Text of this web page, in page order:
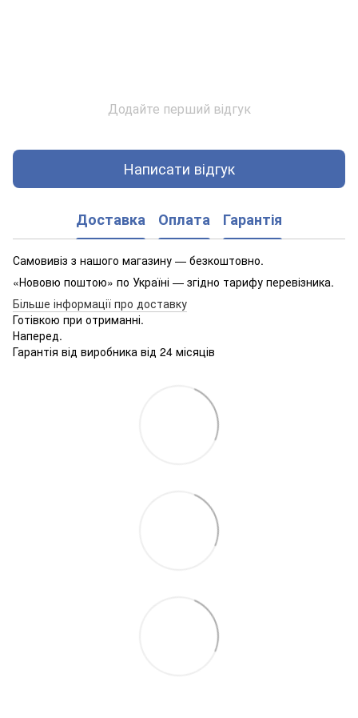
Додайте перший відгук
Написати відгук
Доставка Оплата Гарантія
Самовивіз з нашого магазину — безкоштовно.
«Нововю поштою» по Україні — згідно тарифу перевізника.
Більше інформації про доставку
Готівкою при отриманні.
Наперед.
Гарантія від виробника від 24 місяців